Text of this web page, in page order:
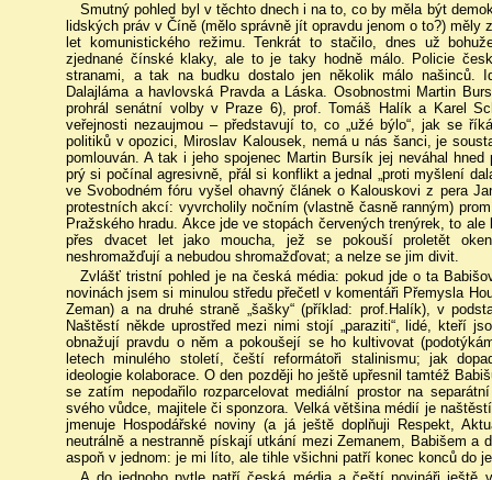
Smutný pohled byl v těchto dnech i na to, co by měla být
lidských práv v Číně (mělo správně jít opravdu jenom o to?)
let komunistického režimu. Tenkrát to stačilo, dnes už
zjednané čínské klaky, ale to je taky hodně málo. Policie
stranami, a tak na budku dostalo jen několik málo našinců.
Dalajláma a havlovská Pravda a Láska. Osobnostmi Martin
prohrál senátní volby v Praze 6), prof. Tomáš Halík a Karel
veřejnosti nezaujmou – představují to, co „užé býlo“, jak se
politiků v opozici, Miroslav Kalousek, nemá u nás šanci, je
pomlouván. A tak i jeho spojenec Martin Bursík jej neváhal
prý si počínal agresivně, přál si konflikt a jednal „proti myšlení
ve Svobodném fóru vyšel ohavný článek o Kalouskovi z pera
protestních akcí: vyvrcholily nočním (vlastně časně ranným)
Pražského hradu. Akce jde ve stopách červených trenýrek, to
přes dvacet let jako moucha, jež se pokouší proletět
neshromažďují a nebudou shromažďovat; a nelze se jim divit.
Zvlášť tristní pohled je na česká média: pokud jde o ta
novinách jsem si minulou středu přečetl v komentáři Přemysla
Zeman) a na druhé straně „šašky“ (příklad: prof.Halík), v
Naštěstí někde uprostřed mezi nimi stojí „paraziti“, lidé, kteří
obnažují pravdu o něm a pokoušejí se ho kultivovat
letech minulého století, čeští reformátoři stalinismu; jak
ideologie kolaborace. O den později ho ještě upřesnil tamtéž
se zatím nepodařilo rozparcelovat mediální prostor na
svého vůdce, majitele či sponzora. Velká většina médií je
jmenuje Hospodářské noviny (a já ještě doplňuji Respekt,
neutrálně a nestranně pískají utkání mezi Zemanem, Babišem a
aspoň v jednom: je mi líto, ale tihle všichni patří konec konců do